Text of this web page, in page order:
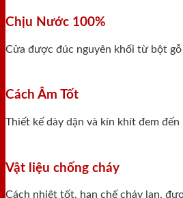
Chịu Nước 100%
Cửa được đúc nguyên khối từ bột
Cách Âm Tốt
Thiết kế dày dặn và kín khít đem
Vật liệu chống cháy
Cách nhiệt tốt, hạn chế cháy lan,